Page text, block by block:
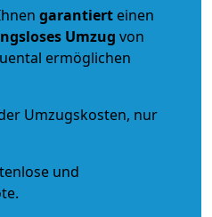
garantiert einen
Umzug von
ermöglichen
Umzugskosten, nur
und